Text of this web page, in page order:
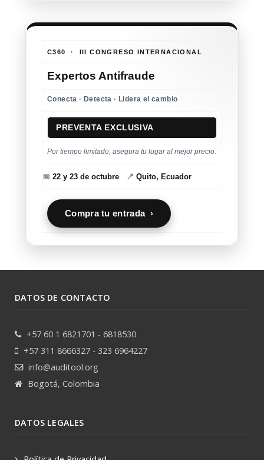
C360 · III CONGRESO INTERNACIONAL
Expertos Antifraude
Conecta · Detecta · Lidera el cambio
PREVENTA EXCLUSIVA
Por tiempo limitado, asegura tu lugar al mejor precio.
📅 22 y 23 de octubre 📍 Quito, Ecuador
Compra tu entrada ›
DATOS DE CONTACTO
+57 60 1 6821701 - 6818530
+57 311 8666327 - 323 6964227
info@auditool.org
Bogotá, Colombia
DATOS LEGALES